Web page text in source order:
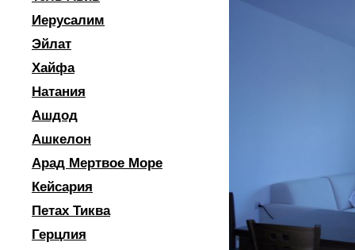
Иерусалим
Эйлат
Хайфа
Натания
Ашдод
Ашкелон
Арад Мертвое Море
Кейсария
Петах Тиква
Герцлия